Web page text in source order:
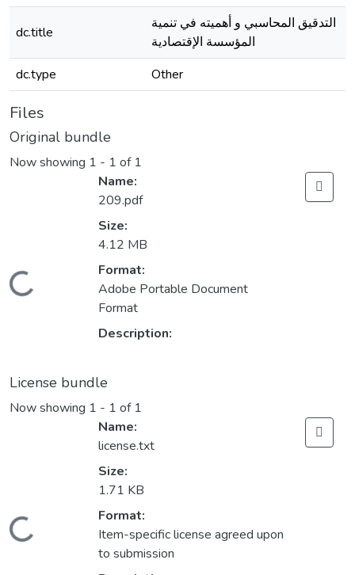
dc.title
التدقيق المحاسبي و أهميته في تنمية
المؤسسة الإقتصادية
dc.type
Other
Files
Original bundle
Now showing 1 - 1 of 1
Loading...
Name:
209.pdf
Size:
4.12 MB
Format:
Adobe Portable Document
Format
Description:
License bundle
Now showing 1 - 1 of 1
Loading...
Name:
license.txt
Size:
1.71 KB
Format:
Item-specific license agreed upon
to submission